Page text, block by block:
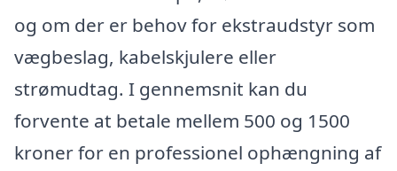
og om der er behov for ekstraudstyr som
vægbeslag, kabelskjulere eller
strømudtag. I gennemsnit kan du
forvente at betale mellem 500 og 1500
kroner for en professionel ophængning af